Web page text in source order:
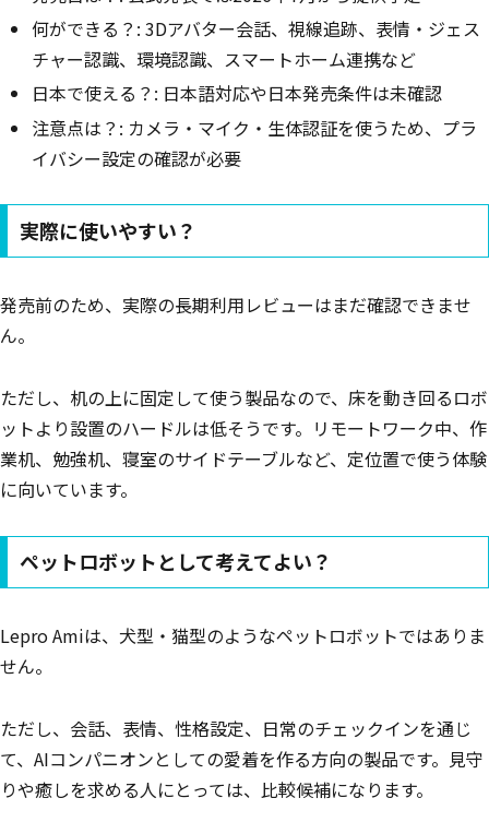
何ができる？: 3Dアバター会話、視線追跡、表情・ジェス
チャー認識、環境認識、スマートホーム連携など
日本で使える？: 日本語対応や日本発売条件は未確認
注意点は？: カメラ・マイク・生体認証を使うため、プラ
イバシー設定の確認が必要
実際に使いやすい？
発売前のため、実際の長期利用レビューはまだ確認できませ
ん。
ただし、机の上に固定して使う製品なので、床を動き回るロボ
ットより設置のハードルは低そうです。リモートワーク中、作
業机、勉強机、寝室のサイドテーブルなど、定位置で使う体験
に向いています。
ペットロボットとして考えてよい？
Lepro Amiは、犬型・猫型のようなペットロボットではありま
せん。
ただし、会話、表情、性格設定、日常のチェックインを通じ
て、AIコンパニオンとしての愛着を作る方向の製品です。見守
りや癒しを求める人にとっては、比較候補になります。